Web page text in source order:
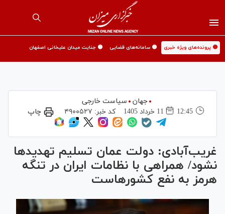
🟡 پرونده‌های ویژه خبری 🟡 سامانه‌های قضایی 🟡 جنایت میدان علیخانی اصفهان
جهان
سیاست خارجی
12:45
11 خرداد 1405 کد خبر: ۴۹۰۰۵۲۷ چاپ
غریب‌آبادی: دولت عمان تسلیم تهدید‌ها
نشود/ همراهی با نظامات ایران در تنگه
هرمز به نفع کشورهاست